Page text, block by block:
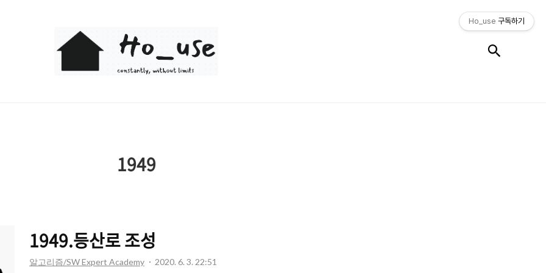
Ho_use
1949
1949.등산로 조성
알고리즘/SW Expert Academy 2020. 6. 3. 22:51
Ho_use 구독하기